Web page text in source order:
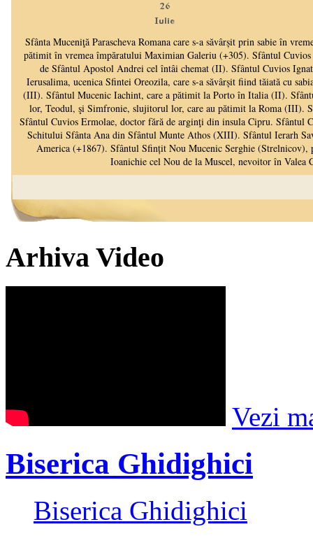
Arhiva Video
Vezi
Biserica Ghidighici
Biserica Ghidighici